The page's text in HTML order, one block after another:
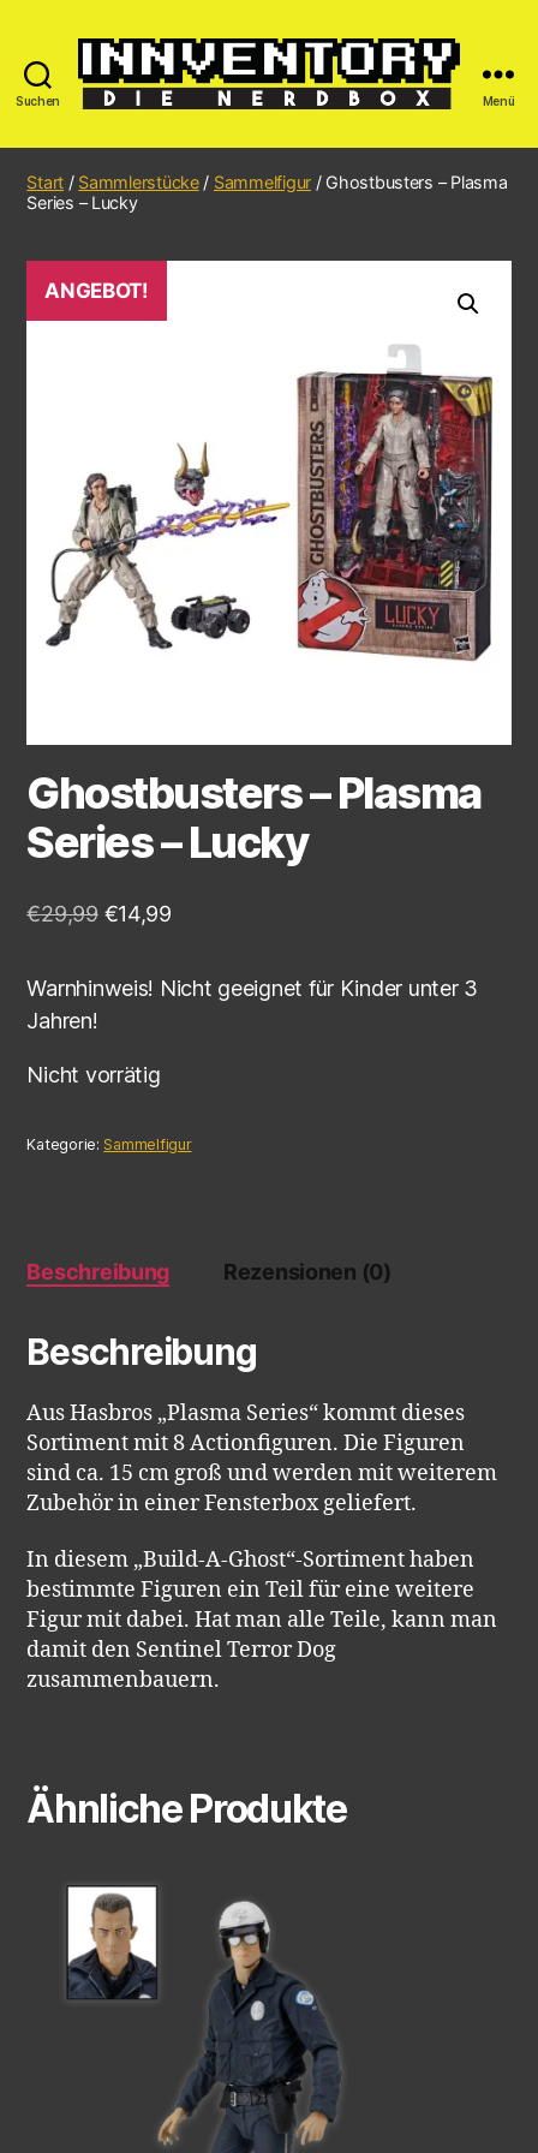
Suchen Menü
Start / Sammlerstücke/ Sammelfigur/ Ghostbusters – Plasma
Series – Lucky
ANGEBOT!
Ghostbusters – Plasma
Series – Lucky
€29,99 €14,99
Warnhinweis! Nicht geeignet für Kinder unter 3
Jahren!
Nicht vorrätig
Kategorie: Sammelfigur
Beschreibung Rezensionen (0)
Beschreibung
Aus Hasbros „Plasma Series“ kommt dieses
Sortiment mit 8 Actionfiguren. Die Figuren
sind ca. 15 cm groß und werden mit weiterem
Zubehör in einer Fensterbox geliefert.
In diesem „Build-A-Ghost“-Sortiment haben
bestimmte Figuren ein Teil für eine weitere
Figur mit dabei. Hat man alle Teile, kann man
damit den Sentinel Terror Dog
zusammenbauern.
Ähnliche Produkte